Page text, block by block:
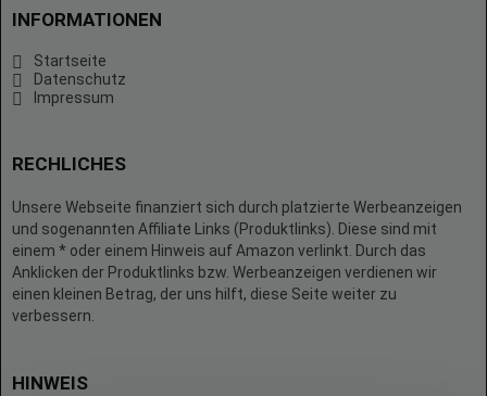
INFORMATIONEN
Startseite
Datenschutz
Impressum
RECHLICHES
Unsere Webseite finanziert sich durch platzierte Werbeanzeigen
und sogenannten Affiliate Links (Produktlinks). Diese sind mit
einem * oder einem Hinweis auf Amazon verlinkt. Durch das
Anklicken der Produktlinks bzw. Werbeanzeigen verdienen wir
einen kleinen Betrag, der uns hilft, diese Seite weiter zu
verbessern.
HINWEIS